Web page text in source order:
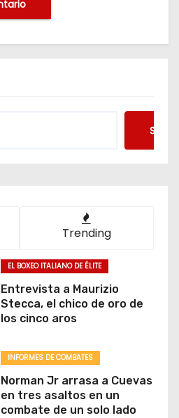
Trending
EL BOXEO ITALIANO DE ÉLITE
Entrevista a Maurizio
Stecca, el chico de oro de
los cinco aros
INFORMES DE COMBATES
Norman Jr arrasa a Cuevas
en tres asaltos en un
combate de un solo lado